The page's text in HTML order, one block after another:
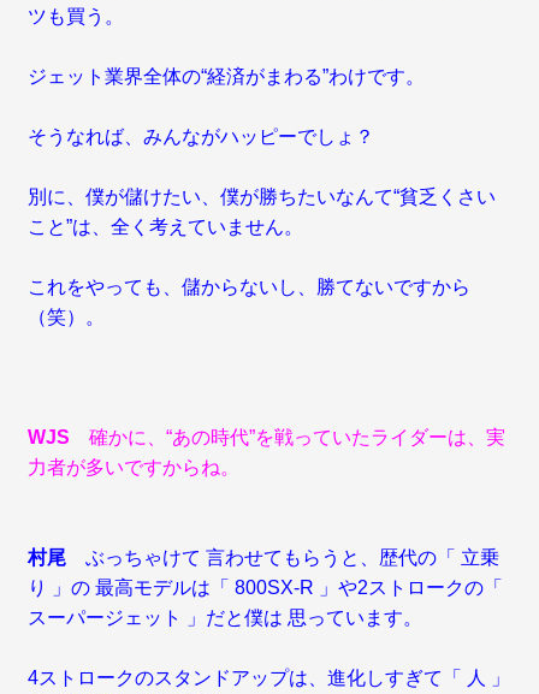
ツも買う。
ジェット業界全体の“経済がまわる”わけです。
そうなれば、みんながハッピーでしょ？
別に、僕が儲けたい、僕が勝ちたいなんて“貧乏くさい
こと”は、全く考えていません。
これをやっても、儲からないし、勝てないですから
（笑）。
WJS 確かに、“あの時代”を戦っていたライダーは、実
力者が多いですからね。
村尾 ぶっちゃけて 言わせてもらうと、歴代の「 立乗
り 」の 最高モデルは「 800SX-R 」や2ストロークの「
スーパージェット 」だと僕は 思っています。
4ストロークのスタンドアップは、進化しすぎて「 人 」